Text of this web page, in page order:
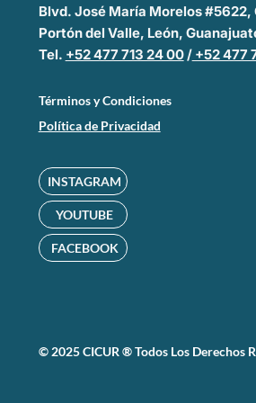
Blvd. José María Morelos #5622,
Portón del Valle, León,
Tel. +52 477 713 24 00/+52 477
Términos y Condiciones
Política de Privacidad
© 2025 CICUR ® Todos Los Derechos
INSTAGRAM
FACEBOOK
YOUTUBE